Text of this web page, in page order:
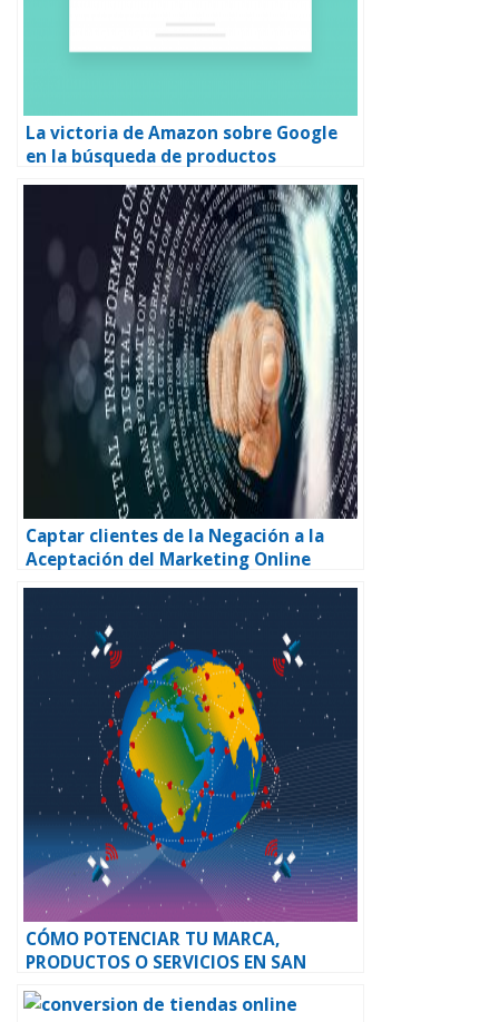
La victoria de Amazon sobre Google
en la búsqueda de productos
Captar clientes de la Negación a la
Aceptación del Marketing Online
CÓMO POTENCIAR TU MARCA,
PRODUCTOS O SERVICIOS EN SAN
VALENTÍN A TRAVÉS DEL MARKETING
ONLINE